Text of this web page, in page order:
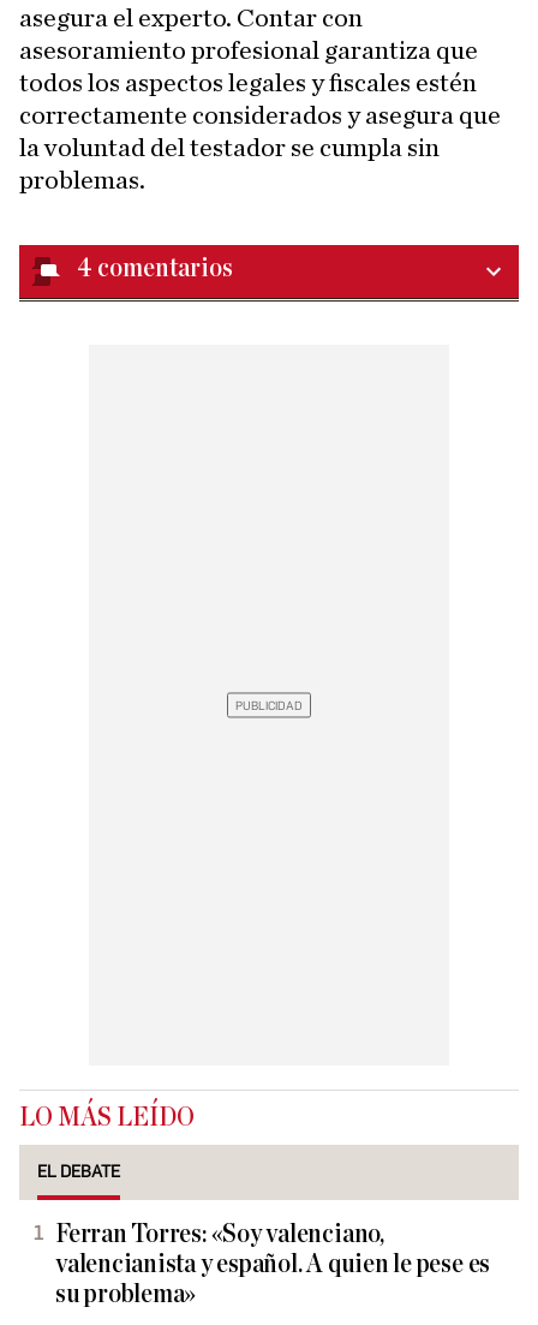
asegura el experto. Contar con
asesoramiento profesional garantiza que
todos los aspectos legales y fiscales estén
correctamente considerados y asegura que
la voluntad del testador se cumpla sin
problemas.
4 comentarios
LO MÁS LEÍDO
EL DEBATE
Ferran Torres: «Soy valenciano,
valencianista y español. A quien le pese es
su problema»